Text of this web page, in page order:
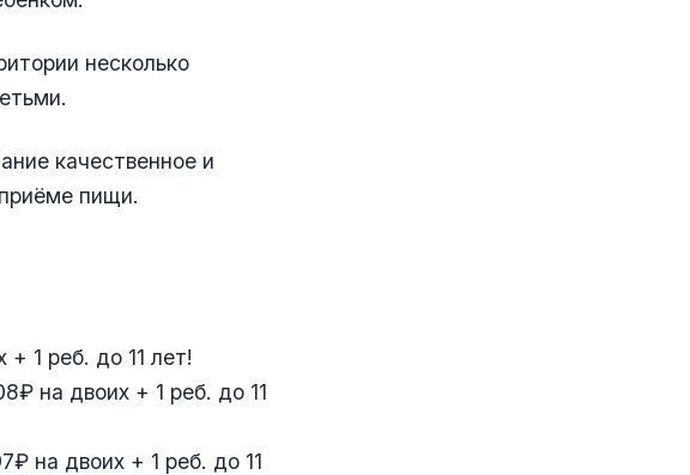
несколько
качественное и
пищи.
1 реб. до 11 лет!
на двоих + 1 реб. до 11
на двоих + 1 реб. до 11